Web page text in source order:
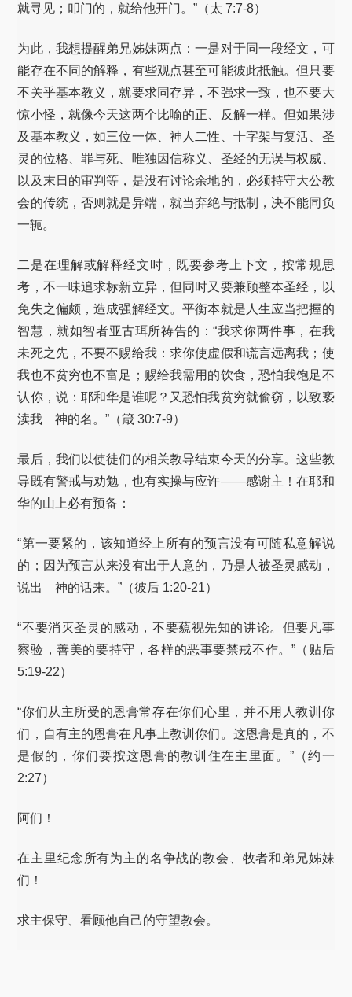
就寻见；叩门的，就给他开门。”（太 7:7-8）
为此，我想提醒弟兄姊妹两点：一是对于同一段经文，可
能存在不同的解释，有些观点甚至可能彼此抵触。但只要
不关乎基本教义，就要求同存异，不强求一致，也不要大
惊小怪，就像今天这两个比喻的正、反解一样。但如果涉
及基本教义，如三位一体、神人二性、十字架与复活、圣
灵的位格、罪与死、唯独因信称义、圣经的无误与权威、
以及末日的审判等，是没有讨论余地的，必须持守大公教
会的传统，否则就是异端，就当弃绝与抵制，决不能同负
一轭。
二是在理解或解释经文时，既要参考上下文，按常规思
考，不一味追求标新立异，但同时又要兼顾整本圣经，以
免失之偏颇，造成强解经文。平衡本就是人生应当把握的
智慧，就如智者亚古珥所祷告的：“我求你两件事，在我
未死之先，不要不赐给我：求你使虚假和谎言远离我；使
我也不贫穷也不富足；赐给我需用的饮食，恐怕我饱足不
认你，说：耶和华是谁呢？又恐怕我贫穷就偷窃，以致亵
渎我 神的名。”（箴 30:7-9）
最后，我们以使徒们的相关教导结束今天的分享。这些教
导既有警戒与劝勉，也有实操与应许——感谢主！在耶和
华的山上必有预备：
“第一要紧的，该知道经上所有的预言没有可随私意解说
的；因为预言从来没有出于人意的，乃是人被圣灵感动，
说出 神的话来。”（彼后 1:20-21）
“不要消灭圣灵的感动，不要藐视先知的讲论。但要凡事
察验，善美的要持守，各样的恶事要禁戒不作。”（贴后
5:19-22）
“你们从主所受的恩膏常存在你们心里，并不用人教训你
们，自有主的恩膏在凡事上教训你们。这恩膏是真的，不
是假的，你们要按这恩膏的教训住在主里面。”（约一
2:27）
阿们！
在主里纪念所有为主的名争战的教会、牧者和弟兄姊妹
们！
求主保守、看顾他自己的守望教会。